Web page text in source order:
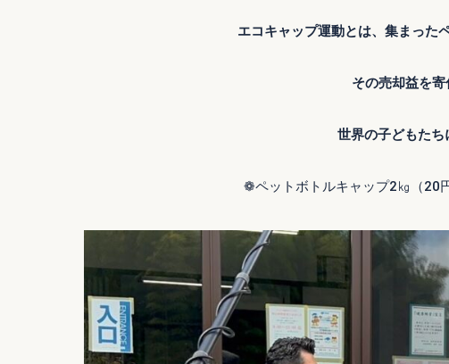
エコキャップ運動とは、集まった
その売却益を寄
世界の子どもた
❁ペットボトルキャップ2㎏（20